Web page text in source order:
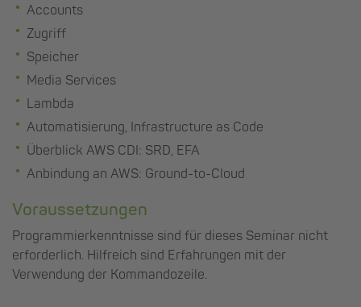
Accounts
Zugriff
Speicher
Media Services
Lambda
Automatisierung, Infrastructure as Code
Überblick AWS CDI: SRD, EFA
Anbindung an AWS: Ground-to-Cloud
Voraussetzungen
Programmierkenntnisse sind für dieses Seminar nicht
erforderlich. Hilfreich sind Erfahrungen mit der
Verwendung der Kommandozeile.